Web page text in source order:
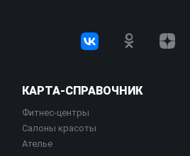
КАРТА-СПРАВОЧНИК
Фитнес-центры
Салоны красоты
Ателье